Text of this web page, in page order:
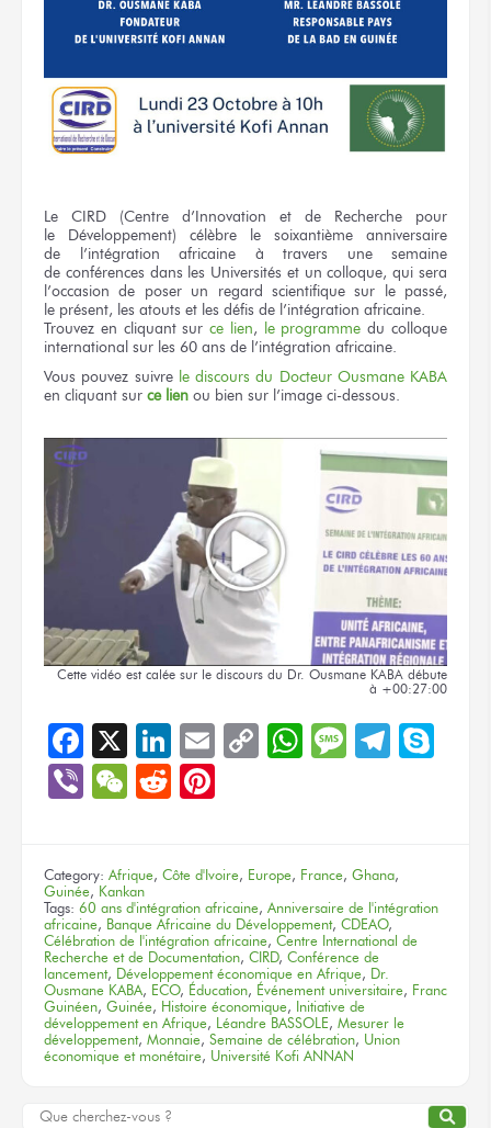
Le CIRD (Centre d’Innovation et de Recherche pour
le Développement) célèbre le soixantième anniversaire
de l’intégration africaine à travers
une semaine
de conférences dans les Universités et un colloque, qui sera
l’occasionde poser un regard scientifiquesur le passé,
le présent, les atouts et les défis de l’intégration africaine.
Trouvez en cliquant surce lien, le programme du colloque
international sur les 60 ans de l’intégration africaine.
Vous pouvez suivre le discours du Docteur Ousmane KABA
en cliquant sur ce lien ou bien sur l’image ci-dessous.
Cette vidéo est calée sur le discours du Dr. Ousmane KABA débute
à +00:27:00
Facebook
X LinkedIn
EmailCopyWhatsApp
Message
ViberWeChat
Reddit
Category: Afrique, Côte d'Ivoire, Europe, France, Ghana,
Guinée, Kankan
Tags: 60 ans d'intégration africaine, Anniversaire de l'intégration
africaine, Banque Africaine du Développement, CDEAO,
Célébration de l'intégration africaine, Centre International de
Recherche et de Documentation, CIRD, Conférence de
lancement, Développement économique en Afrique, Dr.
Ousmane KABA, ECO, Éducation, Événement universitaire, Franc
Guinéen, Guinée, Histoire économique, Initiative de
développement en Afrique, Léandre BASSOLE, Mesurer le
développement, Monnaie, Semaine de célébration, Union
économique et monétaire, Université Kofi ANNAN